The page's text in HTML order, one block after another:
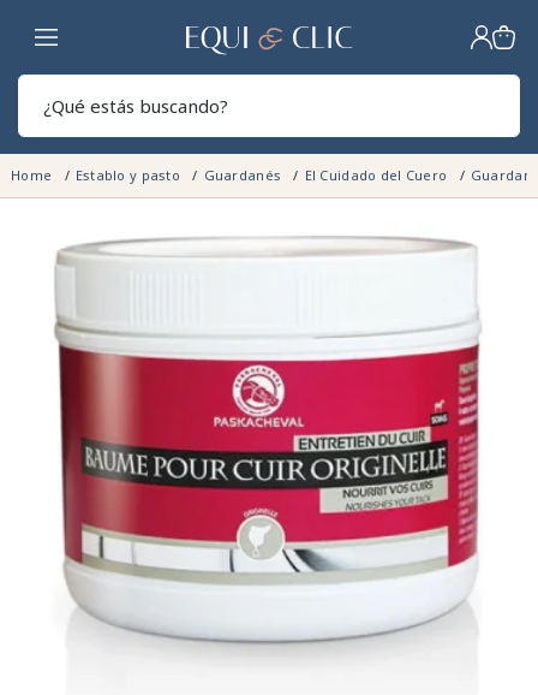
Hogar
Home Establo y pasto Guardanés El Cuidado del Cuero